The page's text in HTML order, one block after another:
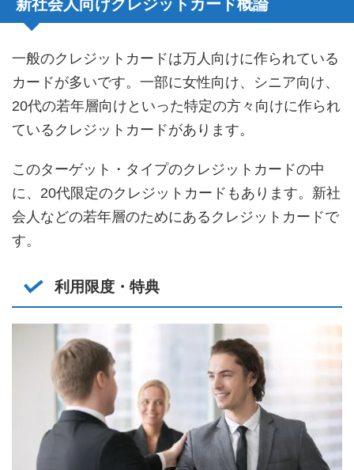
新社会人向けクレジットカード概論
一般のクレジットカードは万人向けに作られている
カードが多いです。一部に女性向け、シニア向け、
20代の若年層向けといった特定の方々向けに作られ
ているクレジットカードがあります。
このターゲット・タイプのクレジットカードの中
に、20代限定のクレジットカードもあります。新社
会人などの若年層のためにあるクレジットカードで
す。
利用限度・特典